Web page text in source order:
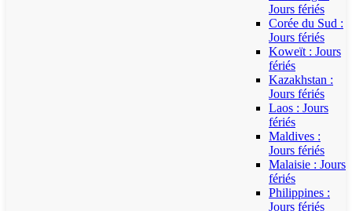
Jours fériés
Corée du Sud :
Jours fériés
Koweït : Jours
fériés
Kazakhstan :
Jours fériés
Laos : Jours
fériés
Maldives :
Jours fériés
Malaisie : Jours
fériés
Philippines :
Jours fériés